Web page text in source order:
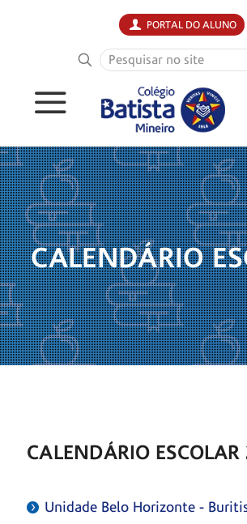
PORTAL DO ALUNO
CALENDÁRIO
CALENDÁRIO ESCOLAR
Unidade Belo Horizonte -